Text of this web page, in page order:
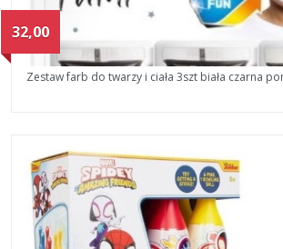
32,00
Zestaw farb do twarzy i ciała 3szt biała czarna